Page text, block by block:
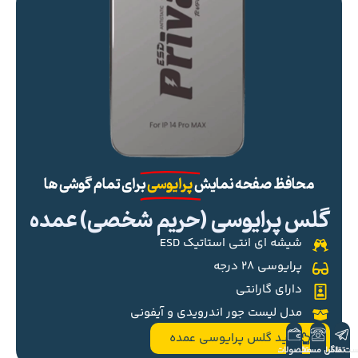
محافظ صفحه نمایشپرایوسیبرای تمام گوشی ها
گلس پرایوسی (حریم شخصی) عمده
شیشه ای انتی استاتیک ESD
پرایوسی ۲۸ درجه
دارای گارانتی
مدل لیست جور اندرویدی و آیفونی
خرید گلس پرایوسی عمده
تلگرام
تماس مستقیم
محصولات